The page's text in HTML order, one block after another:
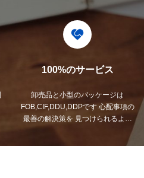
ます.
100%のサービス
卸売品と小型のパッケージは
FOB,CIF,DDU,DDPです 心配事項の
最善の解決策を 見つけられるよう